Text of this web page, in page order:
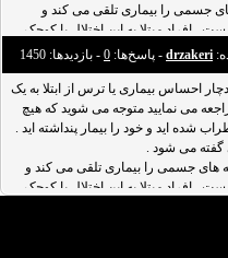
جسمی را بیماری تلقی می کند و
. افراد مبتلا به این اختلال با کوچک
drzakeri - پاسخ‌ها: 0 - بازدید‌ها: 1450
احساس بیماری یا ترس از ابتلا به یک
می نمایید متوجه می شوید که هیچ
شده اید و خود را بیمار پنداشته اید .
گفته می شود .
های جسمی را بیماری تلقی می کند و
. افراد مبتلا به این اختلال با کوچک